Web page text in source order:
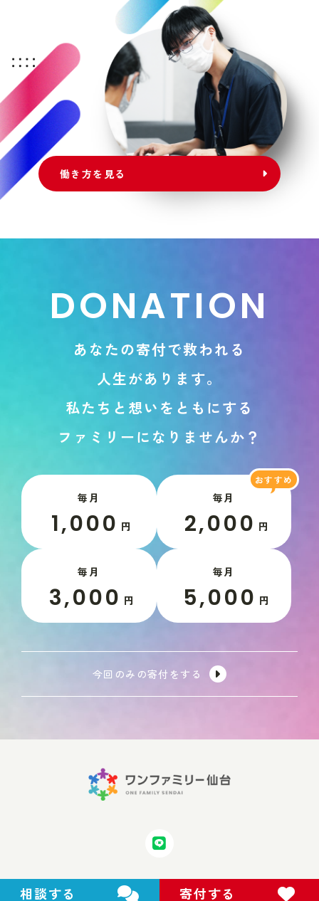
働き方を見る
DONATION
あ な たの寄付で救われ る
人生があ り ま す。
私た ち と 想い を と も にする
フ ァ ミ リ ーに な り ま せんか ？
毎月
1,000 円
毎月
2,000 円
毎月
3,000 円
毎月
5,000 円
今回のみの寄付をする
相談する 寄付する
Copyright © 2024 One Family Sendai All Rights Reserved.